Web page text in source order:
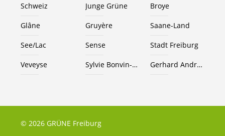
Schweiz Junge Grüne Broye
Glâne Gruyère Saane-Land
See/Lac Sense Stadt Freiburg
Veveyse Sylvie Bonvin-Sansonnens Gerhard Andrey
© 2026 GRÜNE Freiburg